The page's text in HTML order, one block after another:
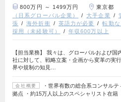
800万円 ～ 1499万円 東京都
（日系グローバル企業）
大手企業
張
海外折衝 英語力が必要 転勤な
採用（未経験可）
年収600万以上
【担当業務】 我々は、グローバルおよび国
社に対して、戦略立案・企画から変革の実
界や規制の知見…
会社概要
・世界有数の総合系コンサル
拠点 ・約15万人以上のスペシャリスト在籍